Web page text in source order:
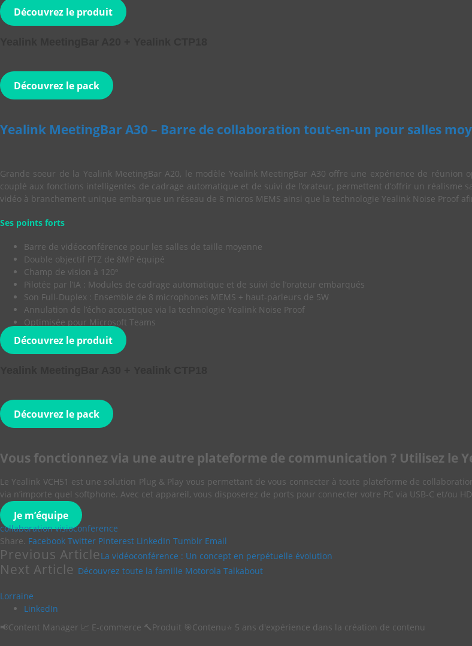
Découvrez le produit
Découvrez le pack
Yealink MeetingBar A30 – Barre de collaboration tout-en-un pour salles
Grande soeur de la Yealink MeetingBar A20, le modèle Yealink MeetingBar A30 offre une expérience de réunion
couplé aux fonctions intelligentes de cadrage automatique et de suivi de l’orateur, permettent d’offrir un réalisme
vidéo à branchement unique embarque un réseau de 8 micros MEMS ainsi que la technologie Yealink Noise Proof
Ses points forts
Barre de vidéoconférence pour les salles de taille moyenne
Double objectif PTZ de 8MP équipé
Champ de vision à 120º
Pilotée par l’IA : Modules de cadrage automatique et de suivi de l’orateur embarqués
Son Full-Duplex : Ensemble de 8 microphones MEMS + haut-parleurs de 5W
Annulation de l’écho acoustique via la technologie Yealink Noise Proof
Optimisée pour Microsoft Teams
Découvrez le produit
Découvrez le pack
Vous fonctionnez via une autre plateforme de communication ? Utilisez le
Le Yealink VCH51 est une solution Plug & Play vous permettant de vous connecter à toute plateforme de
via n’importe quel softphone. Avec cet appareil, vous disposerez de ports pour connecter votre PC via USB-C et/ou
Je m’équipe
collaboration visioconference
Share. Facebook Twitter Pinterest LinkedIn Tumblr Email
Previous Article La vidéoconférence : Un concept en perpétuelle évolution
Next Article Découvrez toute la famille Motorola Talkabout
Lorraine
LinkedIn
📢Content Manager ​ 📈 E-commerce 🔨Produit ​ 🎯Contenu​ ⭐ 5 ans d'expérience dans la création de contenu​